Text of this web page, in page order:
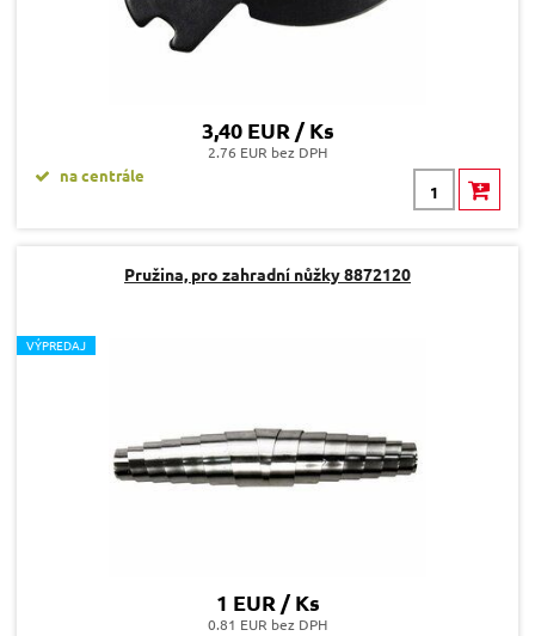
3,40 EUR / Ks
2.76 EUR bez DPH
na centrále
Pružina, pro zahradní nůžky 8872120
VÝPREDAJ
1 EUR / Ks
0.81 EUR bez DPH